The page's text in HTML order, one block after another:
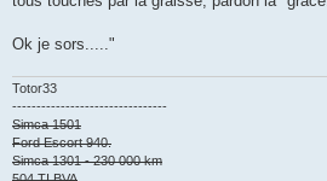
Ok je sors....."
Totor33
--------------------------------
Simca 1501
Ford Escort 940.
Simca 1301 - 230 000 km